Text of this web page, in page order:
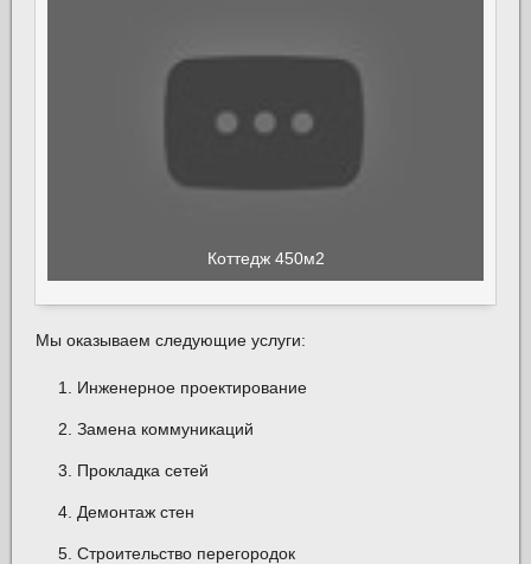
Коттедж 450м2
Мы оказываем следующие услуги:
Инженерное проектирование
Замена коммуникаций
Прокладка сетей
Демонтаж стен
Строительство перегородок